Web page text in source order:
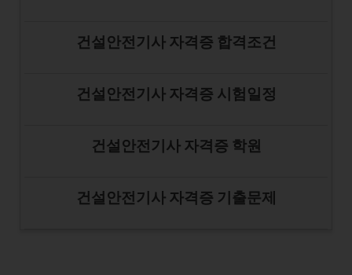
건설안전기사 자격증 합격조건
건설안전기사 자격증 시험일정
건설안전기사 자격증 학원
건설안전기사 자격증 기출문제